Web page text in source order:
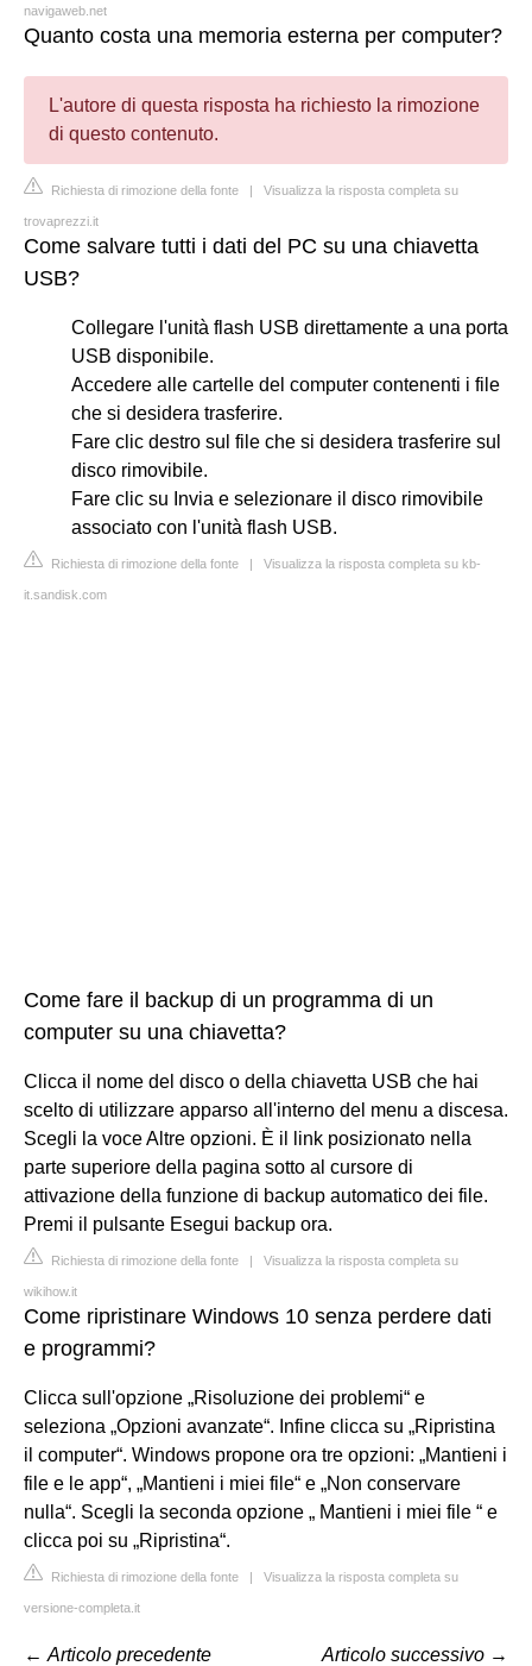
navigaweb.net
Quanto costa una memoria esterna per computer?
L'autore di questa risposta ha richiesto la rimozione
di questo contenuto.
Richiesta di rimozione della fonte | Visualizza la risposta completa su
trovaprezzi.it
Come salvare tutti i dati del PC su una chiavetta
USB?
Collegare l'unità flash USB direttamente a una porta
USB disponibile.
Accedere alle cartelle del computer contenenti i file
che si desidera trasferire.
Fare clic destro sul file che si desidera trasferire sul
disco rimovibile.
Fare clic su Invia e selezionare il disco rimovibile
associato con l'unità flash USB.
Richiesta di rimozione della fonte | Visualizza la risposta completa su kb-
it.sandisk.com
Come fare il backup di un programma di un
computer su una chiavetta?
Clicca il nome del disco o della chiavetta USB che hai
scelto di utilizzare apparso all'interno del menu a discesa.
Scegli la voce Altre opzioni. È il link posizionato nella
parte superiore della pagina sotto al cursore di
attivazione della funzione di backup automatico dei file.
Premi il pulsante Esegui backup ora.
Richiesta di rimozione della fonte | Visualizza la risposta completa su
wikihow.it
Come ripristinare Windows 10 senza perdere dati
e programmi?
Clicca sull'opzione „Risoluzione dei problemi“ e
seleziona „Opzioni avanzate“. Infine clicca su „Ripristina
il computer“. Windows propone ora tre opzioni: „Mantieni i
file e le app“, „Mantieni i miei file“ e „Non conservare
nulla“. Scegli la seconda opzione „ Mantieni i miei file “ e
clicca poi su „Ripristina“.
Richiesta di rimozione della fonte | Visualizza la risposta completa su
versione-completa.it
← Articolo precedente
Articolo successivo →